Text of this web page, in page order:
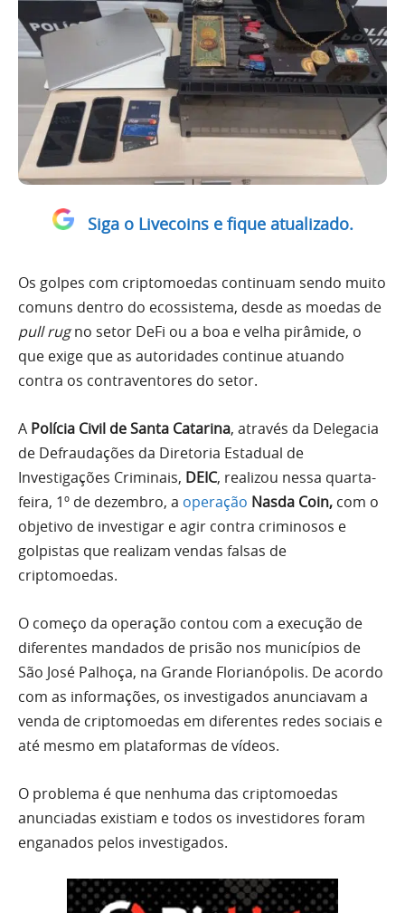
Siga o Livecoins e fique atualizado.
Os golpes com criptomoedas continuam sendo muito
comuns dentro do ecossistema, desde as moedas de
pull rugno setor DeFi ou a boa e velha pirâmide, o
que exige que as autoridades continue atuando
contra os contraventores do setor.
A Polícia Civil de Santa Catarina, através da Delegacia
de Defraudações da Diretoria Estadual de
Investigações Criminais, DEIC, realizou nessa quarta-
feira, 1º de dezembro, a operação Nasda Coin, com o
objetivo de investigar e agir contra criminosos e
golpistas que realizam vendas falsas de
criptomoedas.
O começo da operação contou com a execução de
diferentes mandados de prisão nos municípios de
São José Palhoça, na Grande Florianópolis. De acordo
com as informações, os investigados anunciavam a
venda de criptomoedas em diferentes redes sociais e
até mesmo em plataformas de vídeos.
O problema é que nenhuma das criptomoedas
anunciadas existiam e todos os investidores foram
enganados pelos investigados.